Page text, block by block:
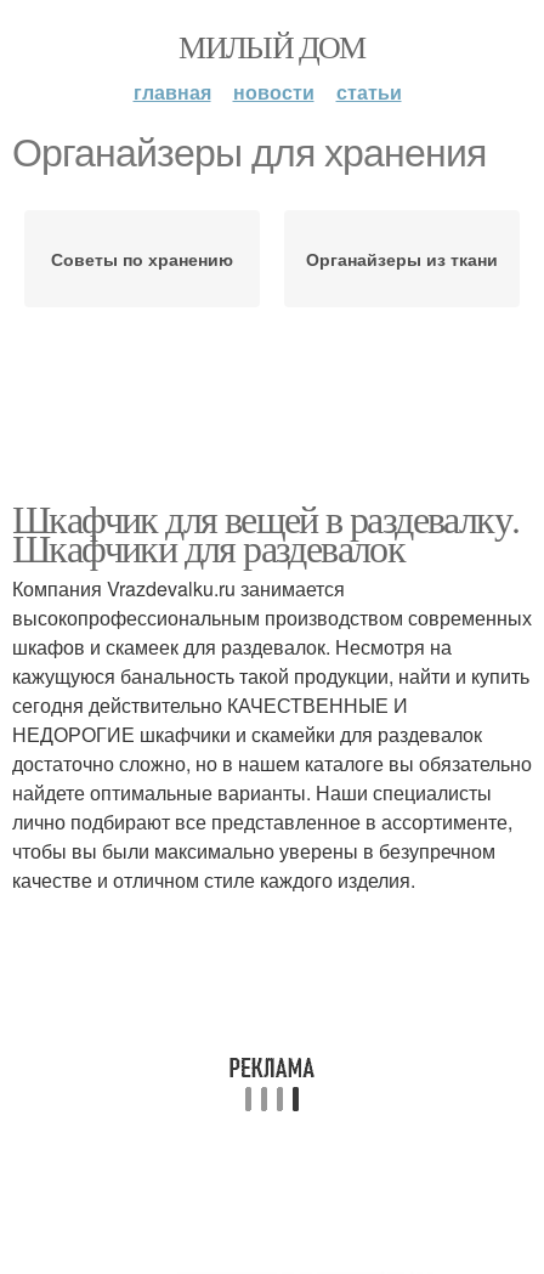
МИЛЫЙ ДОМ
главная новости статьи
Органайзеры для хранения
Советы по хранению Органайзеры из ткани
Шкафчик для вещей в раздевалку.
Шкафчики для раздевалок
Компания Vrazdevalku.ru занимается
высокопрофессиональным производством современных
шкафов и скамеек для раздевалок. Несмотря на
кажущуюся банальность такой продукции, найти и купить
сегодня действительно КАЧЕСТВЕННЫЕ И
НЕДОРОГИЕ шкафчики и скамейки для раздевалок
достаточно сложно, но в нашем каталоге вы обязательно
найдете оптимальные варианты. Наши специалисты
лично подбирают все представленное в ассортименте,
чтобы вы были максимально уверены в безупречном
качестве и отличном стиле каждого изделия.